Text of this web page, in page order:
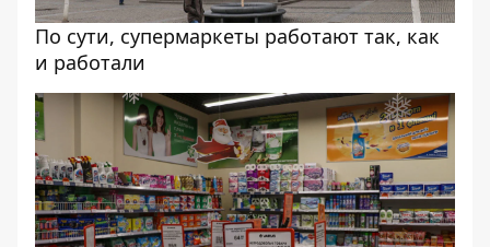
По сути, супермаркеты работают так, как
и работали